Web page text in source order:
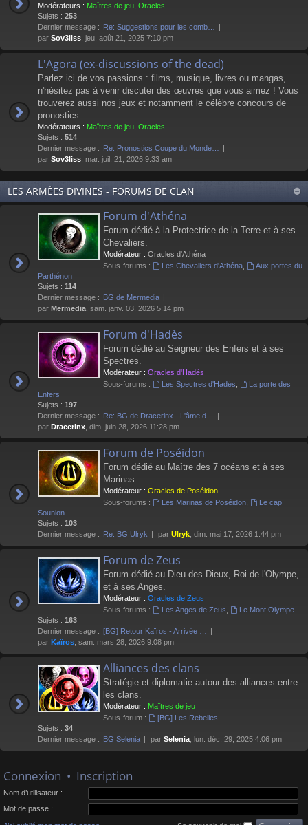
Modérateurs : Maîtres de jeu Oracles
Sujets : 253
Dernier message : Re: Suggestions pour les comb…
par Sov3liss , jeu. août 21, 2025 7:10 pm
L'Agora (ex-discussions of the dead)
Parlez ici de vos passions : films, musique, livres ou mangas,
n'hésitez pas à venir discuter des œuvres que vous aimez ! Vous
trouverez aussi nos jeux et notamment le célèbre concours de
pronostics.
Modérateurs : Maîtres de jeu Oracles
Sujets : 514
Dernier message : Re: Pronostics Coupe du Monde…
par Sov3liss , mar. juil. 21, 2026 9:33 am
LES ARMÉES DIVINES - FORUMS DE CLAN
Forum d'Athéna
Forum dédié à la Protectrice de la Terre et à ses
Chevaliers.
Modérateur : Oracles d'Athéna
Sous-forums :
Les Chevaliers d'Athéna,
Aux portes du
Parthénon
Sujets : 114
Dernier message : BG de Mermedia
par Mermedia , sam. janv. 03, 2026 5:14 pm
Forum d'Hadès
Forum dédié au Seigneur des Enfers et à ses
Spectres.
Modérateur : Oracles d'Hadès
Sous-forums :
Les Spectres d'Hadès
La porte des
Enfers
Sujets : 197
Dernier message : Re: BG de Dracerinx - L'âme d…
par Dracerinx , dim. juin 28, 2026 11:28 pm
Forum de Poséidon
Forum dédié au Maître des 7 océans et à ses
Marinas.
Modérateur : Oracles de Poséidon
Sous-forums :
Les Marinas de Poséidon,
Le cap
Sounion
Sujets : 103
Dernier message : Re: BG Ulryk par Ulryk , dim. mai 17, 2026 1:44 pm
Forum de Zeus
Forum dédié au Dieu des Dieux, Roi de l'Olympe,
et à ses Anges.
Modérateur : Oracles de Zeus
Sous-forums :
Les Anges de Zeus
Le Mont Olympe
Sujets : 163
Dernier message : [BG] Retour Kaïros - Arrivée …
par Kaïros , sam. mars 28, 2026 9:08 pm
Alliances des clans
Stratégie et diplomatie autour des alliances entre
les clans.
Modérateur : Maîtres de jeu
Sous-forum :
[BG] Les Rebelles
Sujets : 34
Dernier message : BG Selenia par Selenia , lun. déc. 29, 2025 4:06 pm
Connexion • Inscription
Nom d’utilisateur :
Mot de passe :